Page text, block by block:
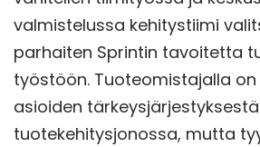
valmistelussa kehitystiimi
parhaiten Sprintin tavoitetta
työstöön. Tuoteomistajalla
asioiden tärkeysjärjestyksestä
tuotekehitysjonossa, mutta